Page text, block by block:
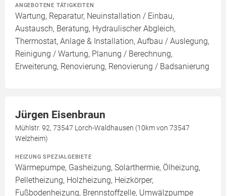
ANGEBOTENE TÄTIGKEITEN
Wartung, Reparatur, Neuinstallation / Einbau,
Austausch, Beratung, Hydraulischer Abgleich,
Thermostat, Anlage & Installation, Aufbau / Auslegung,
Reinigung / Wartung, Planung / Berechnung,
Erweiterung, Renovierung, Renovierung / Badsanierung
Jürgen Eisenbraun
Mühlstr. 92, 73547 Lorch-Waldhausen (10km von 73547
Welzheim)
HEIZUNG SPEZIALGEBIETE
Wärmepumpe, Gasheizung, Solarthermie, Ölheizung,
Pelletheizung, Holzheizung, Heizkörper,
Fußbodenheizung, Brennstoffzelle, Umwälzpumpe